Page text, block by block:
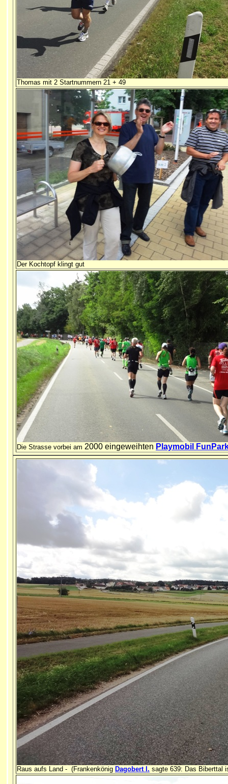
Thomas mit 2 Startnummern 21 + 49
Der Kochtopf klingt gut
Die Strasse vorbei am 2000 eingeweihten Playmobil
Raus aufs Land - (Frankenkönig Dagobert I. sagte 639: Das Biberttal